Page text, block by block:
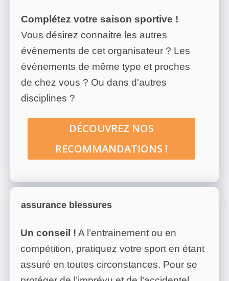
Complétez votre saison sportive !
Vous désirez connaitre les autres
évènements de cet organisateur ? Les
évènements de même type et proches
de chez vous ? Ou dans d'autres
disciplines ?
DÉCOUVREZ NOS
RECOMMANDATIONS !
assurance blessures
Un conseil ! A l’entrainement ou en
compétition, pratiquez votre sport en étant
assuré en toutes circonstances. Pour se